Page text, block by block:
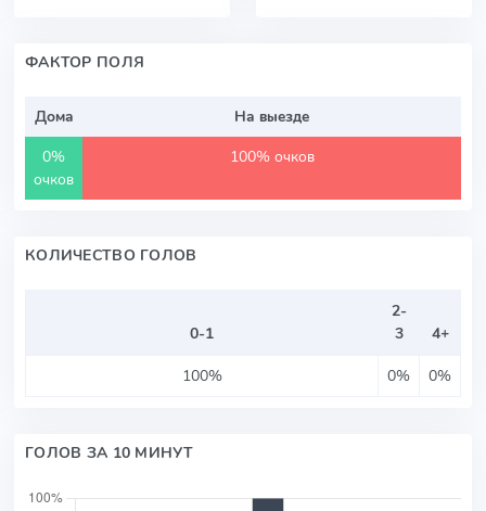
ФАКТОР ПОЛЯ
Дома
На выезде
0%
очков
100% очков
КОЛИЧЕСТВО ГОЛОВ
0-1
2-
3
4+
100%
0% 0%
ГОЛОВ ЗА 10 МИНУТ